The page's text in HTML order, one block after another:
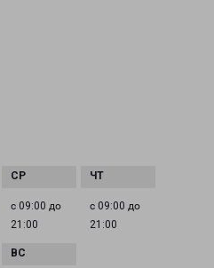
с 09:00 до
21:00
с 09:00 до
21:00